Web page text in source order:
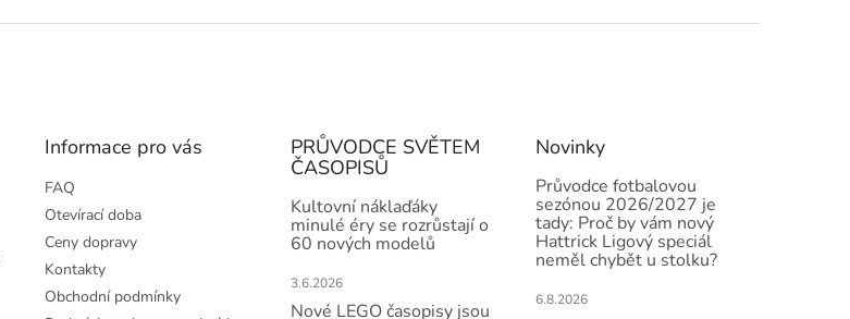
Informace pro vás
FAQ
Otevírací doba
Ceny dopravy
Kontakty
Obchodní podmínky
PRŮVODCE SVĚTEM
ČASOPISŮ
Kultovní náklaďáky
minulé éry se rozrůstají o
60 nových modelů
3.6.2026
Nové LEGO časopisy jsou
Novinky
Průvodce fotbalovou
sezónou 2026/2027 je
tady: Proč by vám nový
Hattrick Ligový speciál
neměl chybět u stolku?
6.8.2026